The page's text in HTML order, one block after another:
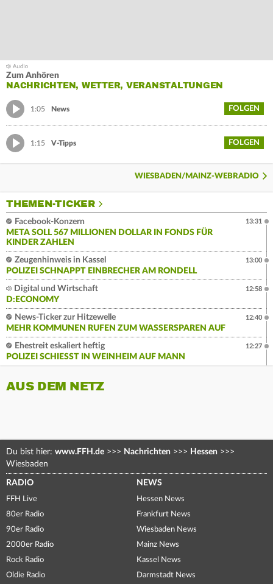
Zum Anhören
NACHRICHTEN, WETTER, VERANSTALTUNGEN
1:05 News FOLGEN
1:15 V-Tipps FOLGEN
WIESBADEN/MAINZ-WEBRADIO
THEMEN-TICKER
Facebook-Konzern
META SOLL 567 MILLIONEN DOLLAR IN FONDS FÜR
KINDER ZAHLEN
13:31
Zeugenhinweis in Kassel
POLIZEI SCHNAPPT EINBRECHER AM RONDELL
13:00
Digital und Wirtschaft
D:ECONOMY
12:58
News-Ticker zur Hitzewelle
MEHR KOMMUNEN RUFEN ZUM WASSERSPAREN AUF
12:40
Ehestreit eskaliert heftig
POLIZEI SCHIESST IN WEINHEIM AUF MANN
12:27
AUS DEM NETZ
Du bist hier: www.FFH.de >>> Nachrichten >>> Hessen >>>
Wiesbaden
RADIO
FFH Live
80er Radio
90er Radio
2000er Radio
Rock Radio
Oldie Radio
NEWS
Hessen News
Frankfurt News
Wiesbaden News
Mainz News
Kassel News
Darmstadt News